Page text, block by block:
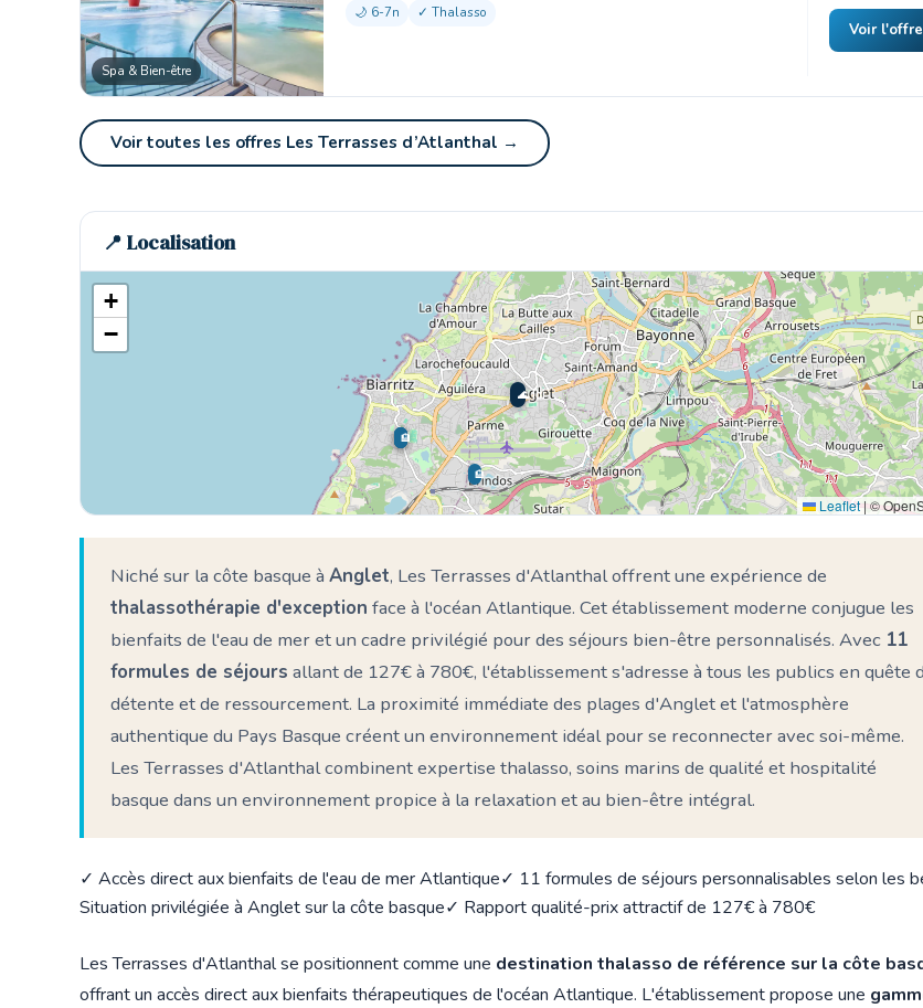
Spa & Bien-être
🌙 6-7n ✓ Thalasso
Voir
Voir toutes les offres Les Terrasses d’Atlanthal →
📍 Localisation
🌊 Ici
🏨
🏨
🏨
🏨
🏨
+
−
Leaflet|©
Niché sur la côte basque à Anglet, Les Terrasses d'Atlanthal offrent une expérience de
thalassothérapie d'exception face à l'océan Atlantique. Cet établissement moderne conjugue les
bienfaits de l'eau de mer et un cadre privilégié pour des séjours bien-être personnalisés. Avec 11
formules de séjours allant de 127€ à 780€, l'établissement s'adresse à tous les publics en quête
détente et de ressourcement. La proximité immédiate des plages d'Anglet et l'atmosphère
authentique du Pays Basque créent un environnement idéal pour se reconnecter avec soi-même.
Les Terrasses d'Atlanthal combinent expertise thalasso, soins marins de qualité et hospitalité
basque dans un environnement propice à la relaxation et au bien-être intégral.
✓ Accès direct aux bienfaits de l'eau de mer Atlantique✓ 11 formules de séjours personnalisables selon les
Situation privilégiée à Anglet sur la côte basque✓ Rapport qualité-prix attractif de 127€ à 780€
Les Terrasses d'Atlanthal se positionnent comme une destination thalasso de référence sur la côte
offrant un accès direct aux bienfaits thérapeutiques de l'océan Atlantique. L'établissement propose une